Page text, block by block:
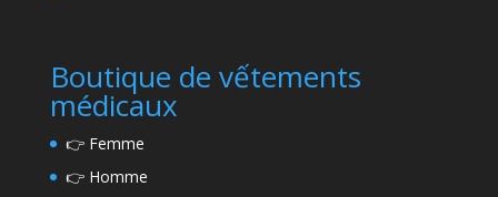
Boutique de vếtements
médicaux
👉 Femme
👉 Homme